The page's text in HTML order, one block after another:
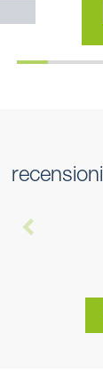
recensioni